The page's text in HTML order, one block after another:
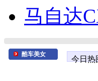
马自达
酷车美女
今日热